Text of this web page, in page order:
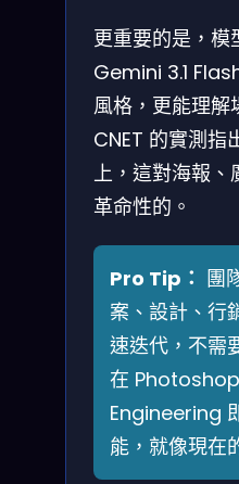
更重要的是，模
Gemini 3.1
風格，更能理解
CNET 的實測指
上，這對海報、
革命性的。
Pro Tip： 團
案、設計、行
速迭代，不需
在
Engineering
能，就像現在